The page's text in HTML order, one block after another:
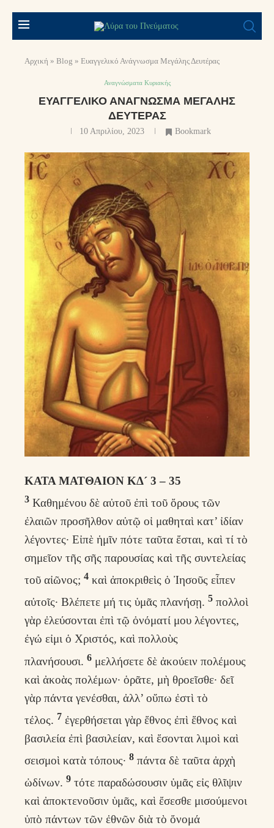
Αρχική » Blog » Ευαγγελικό Ανάγνωσμα Μεγάλης Δευτέρας
Αναγνώσματα Κυριακής
ΕΥΑΓΓΕΛΙΚΌ ΑΝΆΓΝΩΣΜΑ ΜΕΓΆΛΗΣ
ΔΕΥΤΈΡΑΣ
10 Απριλίου, 2023 Bookmark
ΚΑΤΑ ΜΑΤΘΑΙΟΝ ΚΔ´ 3 – 35
3 Καθημένου δὲ αὐτοῦ ἐπὶ τοῦ ὄρους τῶν
ἐλαιῶν προσῆλθον αὐτῷ οἱ μαθηταὶ κατ’ ἰδίαν
λέγοντες· Εἰπὲ ἡμῖν πότε ταῦτα ἔσται, καὶ τί τὸ
σημεῖον τῆς σῆς παρουσίας καὶ τῆς συντελείας
τοῦ αἰῶνος; 4 καὶ ἀποκριθεὶς ὁ Ἰησοῦς εἶπεν
αὐτοῖς· Βλέπετε μή τις ὑμᾶς πλανήσῃ. 5 πολλοὶ
γὰρ ἐλεύσονται ἐπὶ τῷ ὀνόματί μου λέγοντες,
ἐγώ εἰμι ὁ Χριστός, καὶ πολλοὺς
πλανήσουσι. 6 μελλήσετε δὲ ἀκούειν πολέμους
καὶ ἀκοὰς πολέμων· ὁρᾶτε, μὴ θροεῖσθε· δεῖ
γὰρ πάντα γενέσθαι, ἀλλ’ οὔπω ἐστὶ τὸ
τέλος. 7 ἐγερθήσεται γὰρ ἔθνος ἐπὶ ἔθνος καὶ
βασιλεία ἐπὶ βασιλείαν, καὶ ἔσονται λιμοὶ καὶ
σεισμοὶ κατὰ τόπους· 8 πάντα δὲ ταῦτα ἀρχὴ
ὠδίνων. 9 τότε παραδώσουσιν ὑμᾶς εἰς θλῖψιν
καὶ ἀποκτενοῦσιν ὑμᾶς, καὶ ἔσεσθε μισούμενοι
ὑπὸ πάντων τῶν ἐθνῶν διὰ τὸ ὄνομά